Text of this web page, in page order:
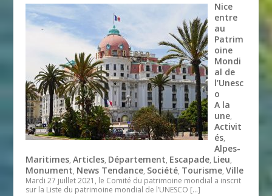
Nice
entre
au
Patrim
oine
Mondi
al de
l’Unesc
o
A la
une,
Activit
és,
Alpes-
Maritimes,Articles, Département, Escapade, Lieu,
Monument, News Tendance, Société, Tourisme,Ville
Mardi 27 juillet 2021, le Comité du patrimoine mondial a inscrit
sur la Liste du patrimoine mondial de l’UNESCO […]